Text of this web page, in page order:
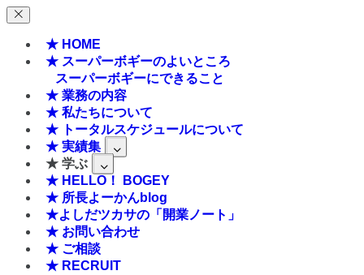
★ HOME
★ スーパーボギーのよいところ
スーパーボギーにできること
★ 業務の内容
★ 私たちについて
★ トータルスケジュールについて
★ 実績集
★ 学ぶ
★ HELLO！ BOGEY
★ 所長よーかんblog
★よしだツカサの「開業ノート」
★ お問い合わせ
★ ご相談
★ RECRUIT